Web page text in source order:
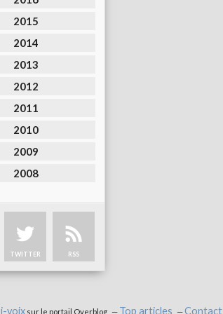
2015
2014
2013
2012
2011
2010
2009
2008
TWITTER RSS
i-voixsur le portail Overblog Top articles Contact